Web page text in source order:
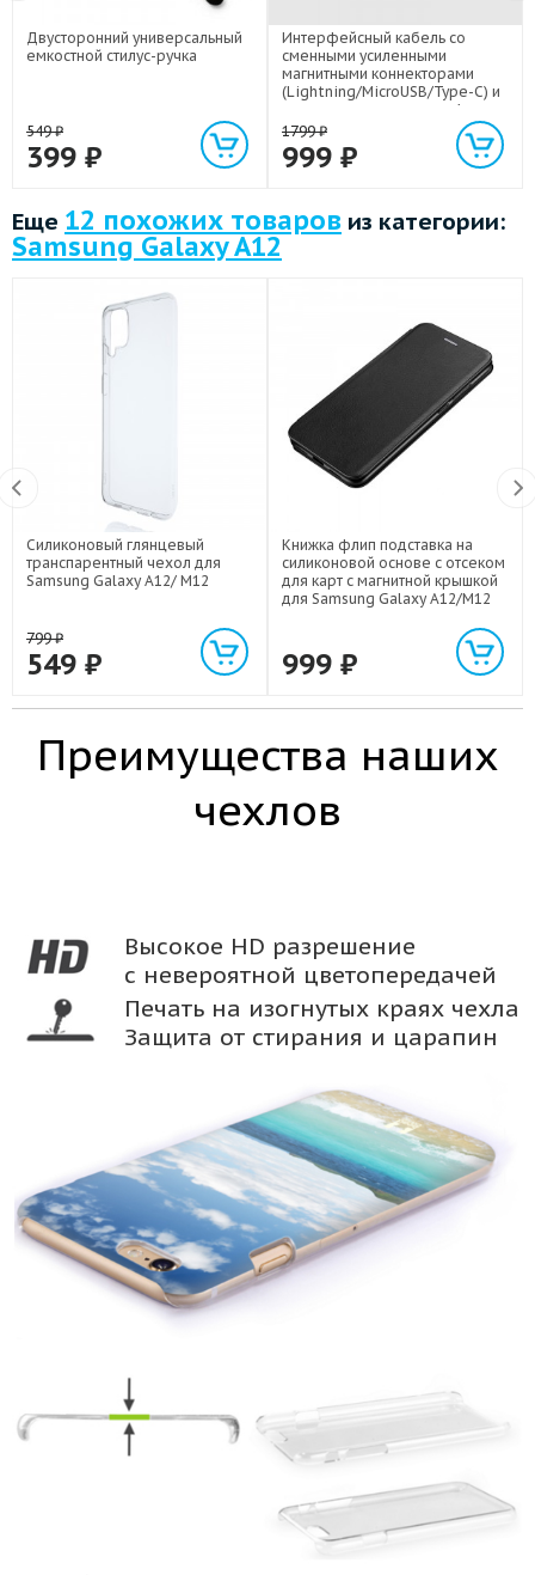
Двусторонний универсальный
емкостной стилус-ручка
549₽
399 ₽
Интерфейсный кабель со
сменными усиленными
магнитными коннекторами
(Lightning/MicroUSB/Type-C) и
световым индикатором 1м
1799₽
999 ₽
Еще 12 похожих товаров из категории:
Samsung Galaxy A12
Силиконовый глянцевый
транспарентный чехол для
Samsung Galaxy A12/ M12
799₽
549 ₽
Книжка флип подставка на
силиконовой основе с отсеком
для карт с магнитной крышкой
для Samsung Galaxy A12/M12
999 ₽
Преимущества наших
чехлов
Высокое HD разрешение
с невероятной цветопередачей
Печать на изогнутых краях чехла
Защита от стирания и царапин